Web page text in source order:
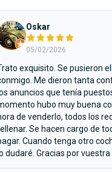
Oskar
05/02/2026
exquisito. Se pusieron
Me dieron tanta
anuncios que tenía
hubo muy buena
de venderlo, todos los
Se hacen cargo de
Cuando tenga otro
dudaré. Gracias por